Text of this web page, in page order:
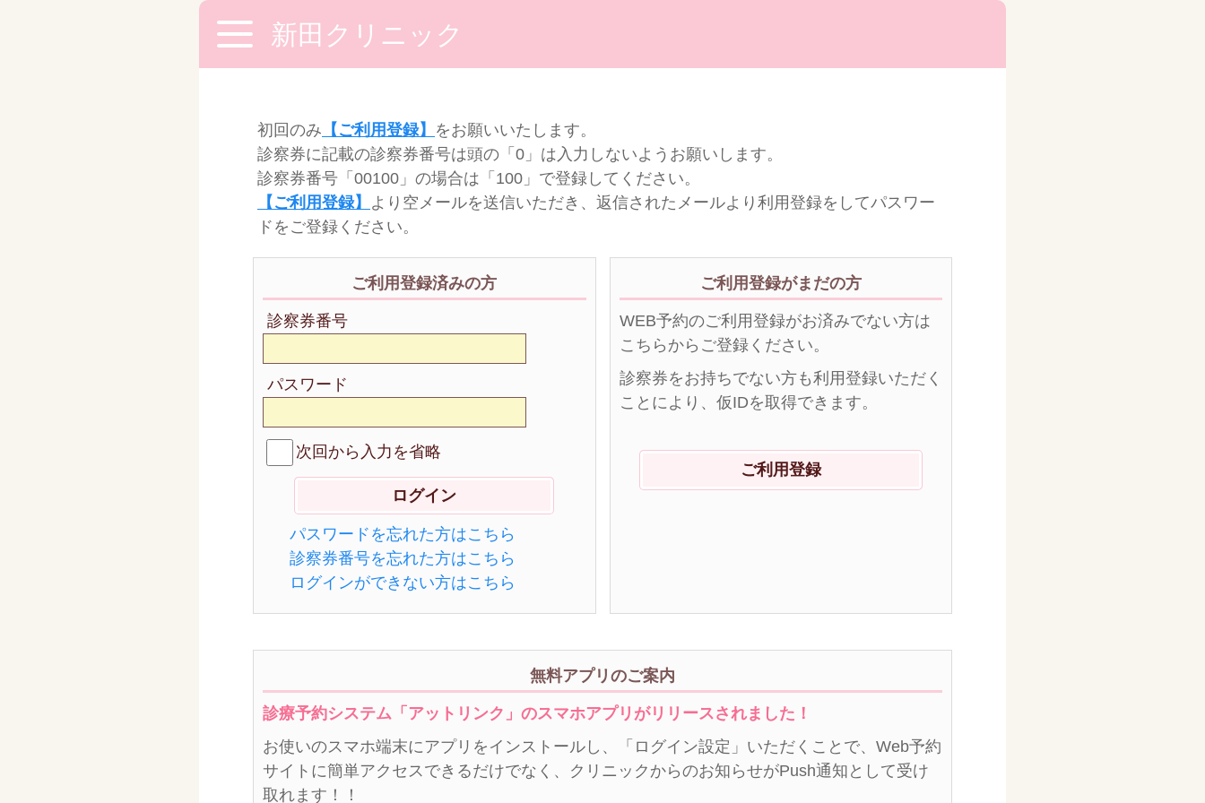
新田クリニック
初回のみ 【ご利用登録】 をお願いいたします。
診察券に記載の診察券番号は頭の「0」は入力しないようお願いします。
診察券番号「00100」の場合は「100」で登録してください。
【ご利用登録】 より空メールを送信いただき、返信されたメールより利用登録をしてパスワー
ドをご登録ください。
ご利用登録済みの方
診察券番号
パスワード
次回から入力を省略
パスワードを忘れた方はこちら
診察券番号を忘れた方はこちら
ログインができない方はこちら
ご利用登録がまだの方
WEB予約のご利用登録がお済みでない方は
こちらからご登録ください。
診察券をお持ちでない方も利用登録いただく
ことにより、仮IDを取得できます。
ご利用登録
無料アプリのご案内
診療予約システム「アットリンク」のスマホアプリがリリースされました！
お使いのスマホ端末にアプリをインストールし、「ログイン設定」いただくことで、Web予約
サイトに簡単アクセスできるだけでなく、クリニックからのお知らせがPush通知として受け
取れます！！